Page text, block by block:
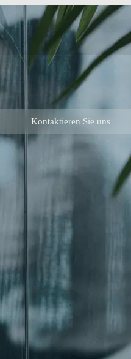
Kontaktieren Sie uns